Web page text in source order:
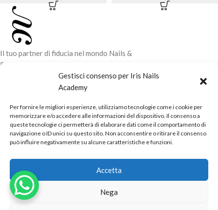
Gestisci consenso per Iris Nails
Academy
Per fornire le migliori esperienze, utilizziamo tecnologie come i cookie per
memorizzare e/o accedere alle informazioni del dispositivo. Il consenso a
queste tecnologie ci permetterà di elaborare dati come il comportamento di
navigazione o ID unici su questo sito. Non acconsentire o ritirare il consenso
può influire negativamente su alcune caratteristiche e funzioni.
Accetta
Nega
Il tuo partner di fiducia nel mondo Nails &
Beauty. Vendita di prodotti professionali e
corsi di formazione tecnica per elevare il tuo
stile e la tua professionalità.
CONTATTI
LINK UTILI
POLITICHE
Powered byReal.Pro.Webcopyright© 2026 in collaborazione con
Mac Sistemi